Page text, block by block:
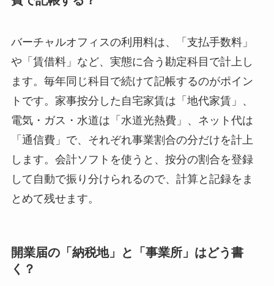
バーチャルオフィスの利用料は、「支払手数料」
や「賃借料」など、実態に合う勘定科目で計上し
ます。毎年同じ科目で続けて記帳するのがポイン
トです。家事按分した自宅家賃は「地代家賃」、
電気・ガス・水道は「水道光熱費」、ネット代は
「通信費」で、それぞれ事業割合の分だけを計上
します。会計ソフトを使うと、按分の割合を登録
して自動で振り分けられるので、計算と記録をま
とめて残せます。
開業届の「納税地」と「事業所」はどう書
く？